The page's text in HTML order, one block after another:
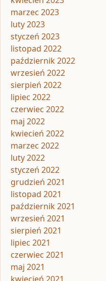
marzec 2023
luty 2023
styczeń 2023
listopad 2022
październik 2022
wrzesień 2022
sierpień 2022
lipiec 2022
czerwiec 2022
maj 2022
kwiecień 2022
marzec 2022
luty 2022
styczeń 2022
grudzień 2021
listopad 2021
październik 2021
wrzesień 2021
sierpień 2021
lipiec 2021
czerwiec 2021
maj 2021